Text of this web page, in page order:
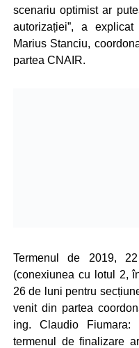
scenariu optimist ar
autorizației”, a
Marius Stanciu,
partea CNAIR.
Termenul de 2019,
(conexiunea cu lotul 2,
26 de luni pentru
venit din partea
ing. Claudio
termenul de finalizare